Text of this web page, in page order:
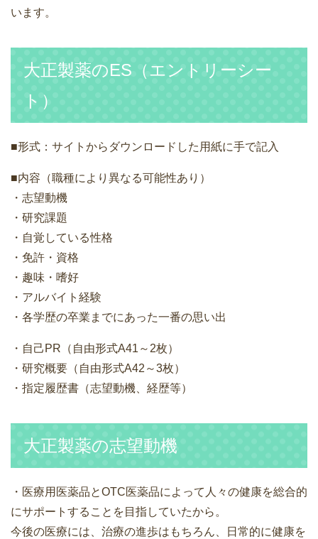
います。
大正製薬のES（エントリーシー
ト）
■形式：サイトからダウンロードした用紙に手で記入
■内容（職種により異なる可能性あり）
・志望動機
・研究課題
・自覚している性格
・免許・資格
・趣味・嗜好
・アルバイト経験
・各学歴の卒業までにあった一番の思い出
・自己PR（自由形式A41～2枚）
・研究概要（自由形式A42～3枚）
・指定履歴書（志望動機、経歴等）
大正製薬の志望動機
・医療用医薬品とOTC医薬品によって人々の健康を総合的
にサポートすることを目指していたから。
今後の医療には、治療の進歩はもちろん、日常的に健康を